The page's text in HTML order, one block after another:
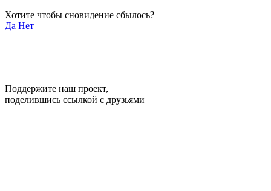
Хотите чтобы сновидение сбылось?
Да Нет
Поддержите наш проект,
поделившись ссылкой с друзьями